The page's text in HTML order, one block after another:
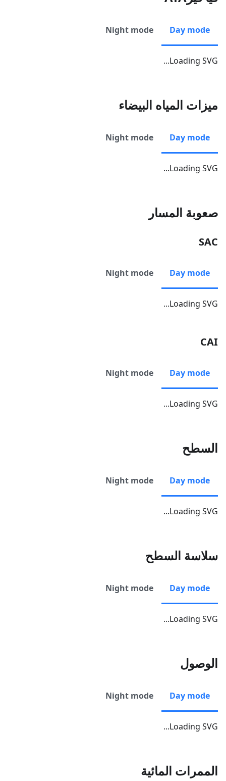
Day mode
Night mode
Loading SVG...
ميزات المياه البيضاء
Day mode
Night mode
Loading SVG...
صعوبة المسار
SAC
Day mode
Night mode
Loading SVG...
CAI
Day mode
Night mode
Loading SVG...
السطح
Day mode
Night mode
Loading SVG...
سلاسة السطح
Day mode
Night mode
Loading SVG...
الوصول
Day mode
Night mode
Loading SVG...
الممرات المائية